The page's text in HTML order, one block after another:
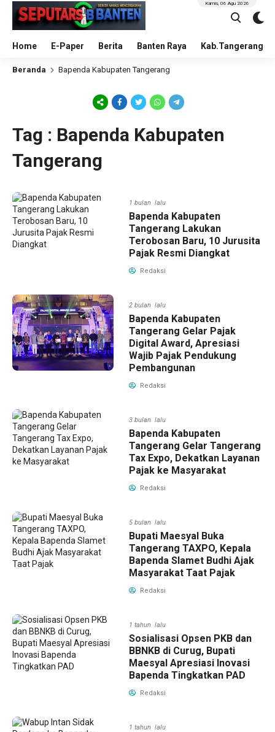
Home E-Paper Berita Banten Raya Kab.Tangerang
Kamis, 06 Agu 2026
Beranda Bapenda Kabupaten Tangerang
Tag : Bapenda Kabupaten
Tangerang
1 bulan lalu
Bapenda Kabupaten
Tangerang Lakukan
Terobosan Baru, 10 Jurusita
Pajak Resmi Diangkat
Redaksi
2 bulan lalu
Bapenda Kabupaten
Tangerang Gelar Pajak
Digital Award, Apresiasi
Wajib Pajak Pendukung
Pembangunan
Redaksi
3 bulan lalu
Bapenda Kabupaten
Tangerang Gelar Tangerang
Tax Expo, Dekatkan Layanan
Pajak ke Masyarakat
Redaksi
5 bulan lalu
Bupati Maesyal Buka
Tangerang TAXPO, Kepala
Bapenda Slamet Budhi Ajak
Masyarakat Taat Pajak
Redaksi
1 tahun lalu
Sosialisasi Opsen PKB dan
BBNKB di Curug, Bupati
Maesyal Apresiasi Inovasi
Bapenda Tingkatkan PAD
Redaksi
1 tahun lalu